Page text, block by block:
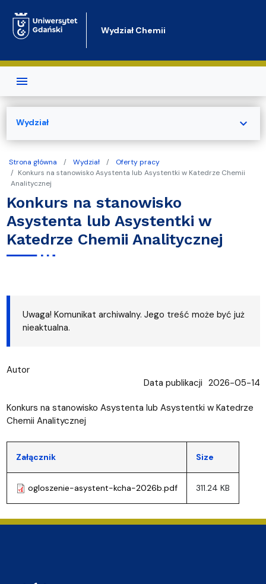
Wydział Chemii
Strona główna Wydział
Oferty pracy
Konkurs na stanowisko Asystenta lub Asystentki w Katedrze Chemii
Analitycznej
Konkurs na stanowisko
Asystenta lub Asystentki w
Katedrze Chemii Analitycznej
Uwaga! Komunikat archiwalny. Jego treść może być już
nieaktualna.
Autor
Data publikacji 2026-05-14
Konkurs na stanowisko Asystenta lub Asystentki w Katedrze
Chemii Analitycznej
Załącznik Size
ogloszenie-asystent-kcha-2026b.pdf 311.24 KB
Wydział expand_more